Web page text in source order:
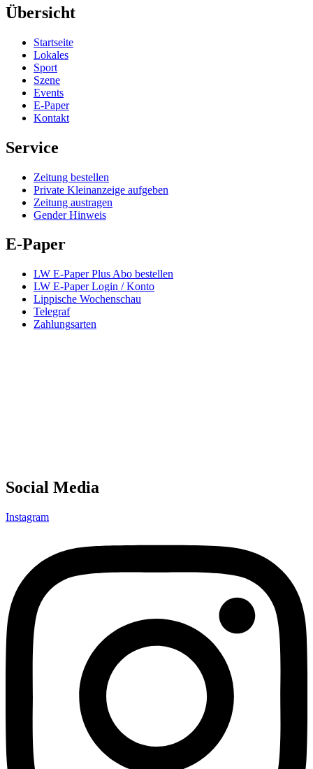
Übersicht
Startseite
Lokales
Sport
Szene
Events
E-Paper
Kontakt
Service
Zeitung bestellen
Private Kleinanzeige aufgeben
Zeitung austragen
Gender Hinweis
E-Paper
LW E-Paper Plus Abo bestellen
LW E-Paper Login / Konto
Lippische Wochenschau
Telegraf
Zahlungsarten
Social Media
Instagram